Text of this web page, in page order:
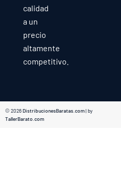
calidad
a un
precio
altamente
competitivo.
© 2026DistribucionesBaratas.com| by
TallerBarato.com